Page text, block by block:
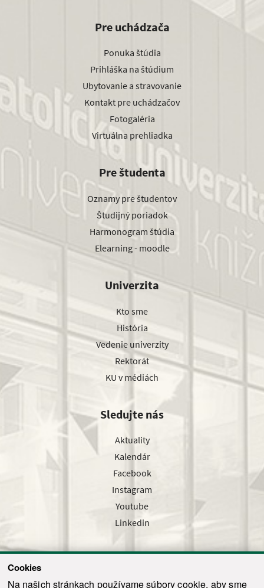
Cookies
Na našich stránkach používame súbory cookie, aby sme
Pre uchádzača
Ponuka štúdia
Prihláška na štúdium
Ubytovanie a stravovanie
Kontakt pre uchádzačov
Fotogaléria
Virtuálna prehliadka
Pre študenta
Oznamy pre študentov
Študijný poriadok
Harmonogram štúdia
Elearning - moodle
Univerzita
Kto sme
História
Vedenie univerzity
Rektorát
KU v médiách
Sledujte nás
Aktuality
Kalendár
Facebook
Instagram
Youtube
Linkedin